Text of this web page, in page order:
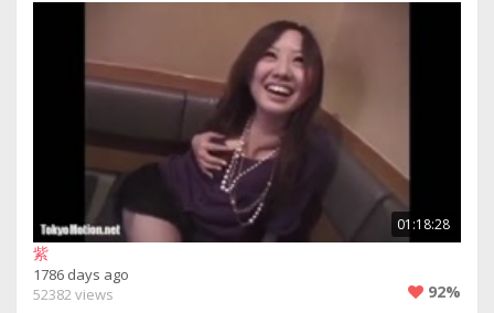
01:18:28
紫
1786 days ago
52382 views
92%